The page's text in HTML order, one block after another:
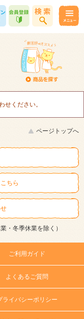
せください。
ページトップへ
ちら
・冬季休業を除く）
ご利用ガイド
よくあるご質問
ライバシーポリシー